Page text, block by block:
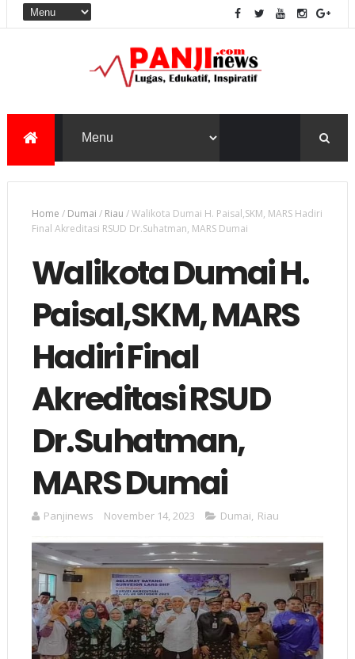
Home / Dumai / Riau /Walikota Dumai H. Paisal,SKM, MARS Hadiri
Final Akreditasi RSUD Dr.Suhatman, MARS Dumai
Walikota Dumai H.
Paisal,SKM, MARS
Hadiri Final
Akreditasi RSUD
Dr.Suhatman,
MARS Dumai
Panjinews November 14, 2023 Dumai Riau